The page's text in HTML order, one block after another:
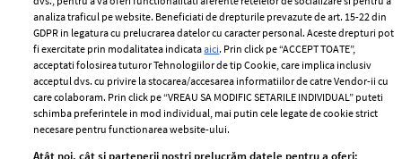
TOP 15 cele mai bune serumuri, care vor
face minuni pentru tenul tău
DIOR 14 ianuarie 2020
analiza traficul pe website. Beneficiati de drepturile prevazute de art. 15-22 din
GDPR in legatura cu prelucrarea datelor cu caracter personal. Aceste drepturi pot
fi exercitate prin modalitatea indicataaici. Prin click pe “ACCEPT TOATE”,
acceptati folosirea tuturor Tehnologiilor de tip Cookie, care implica inclusiv
acceptul dvs. cu privire la stocarea/accesarea informatiilor de catre Vendor-ii cu
care colaboram. Prin click pe “VREAU SA MODIFIC SETARILE INDIVIDUAL” puteti
schimba preferintele in mod individual, mai putin cele legate de cookie strict
necesare pentru functionarea website-ului.